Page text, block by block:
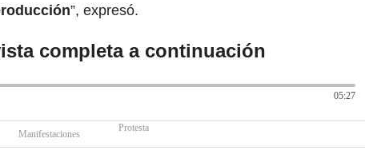
”, expresó.
completa a continuación
05:27
Manifestaciones
Protesta